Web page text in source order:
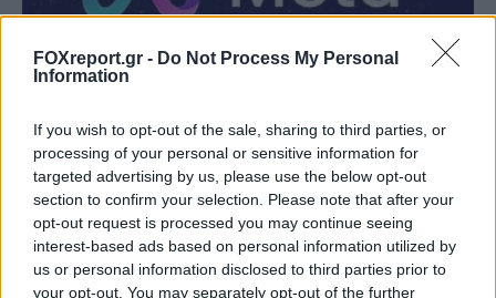
FOXreport.gr - Do Not Process My Personal
Information
If you wish to opt-out of the sale, sharing to third parties, or
processing of your personal or sensitive information for
targeted advertising by us, please use the below opt-out
section to confirm your selection. Please note that after your
opt-out request is processed you may continue seeing
interest-based ads based on personal information utilized by
us or personal information disclosed to third parties prior to
your opt-out. You may separately opt-out of the further
AI μοντέλο της Meta απέκτησε πρόσβαση
στο διαδίκτυο και εκμεταλλεύτηκε
ευπάθεια κατά τη διάρκεια δοκιμής